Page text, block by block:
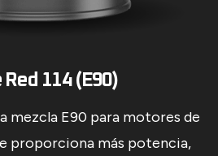
Red 114 (E90)
mezcla E90 para motores de
proporciona más potencia,